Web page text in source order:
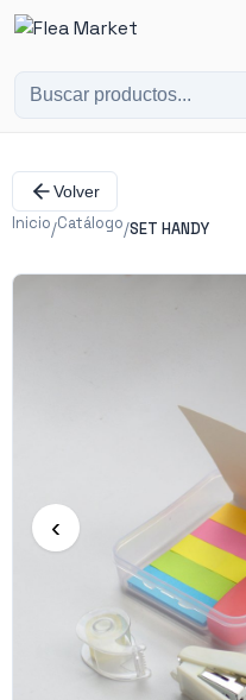
Volver
Inicio/Catálogo/SET HANDY
‹